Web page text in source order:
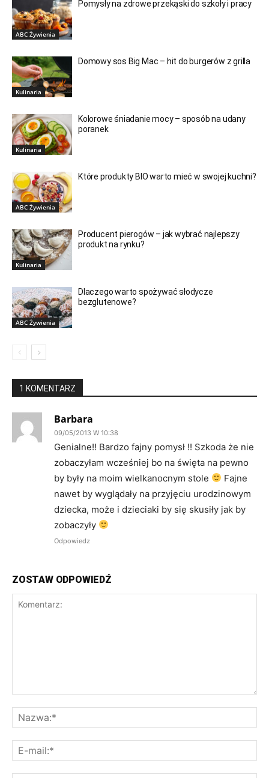
ABC Żywienia
Pomysły na zdrowe przekąski do szkoły i pracy
Kulinaria
Domowy sos Big Mac – hit do burgerów z grilla
Kulinaria
Kolorowe śniadanie mocy – sposób na udany
poranek
ABC Żywienia
Które produkty BIO warto mieć w swojej kuchni?
Kulinaria
Producent pierogów – jak wybrać najlepszy
produkt na rynku?
ABC Żywienia
Dlaczego warto spożywać słodycze
bezglutenowe?
1 KOMENTARZ
Barbara
09/05/2013 W 10:38
Genialne!! Bardzo fajny pomysł !! Szkoda że nie
zobaczyłam wcześniej bo na święta na pewno
by były na moim wielkanocnym stole
Fajne
nawet by wyglądały na przyjęciu urodzinowym
dziecka, może i dzieciaki by się skusiły jak by
zobaczyły
Odpowiedz
ZOSTAW ODPOWIEDŹ